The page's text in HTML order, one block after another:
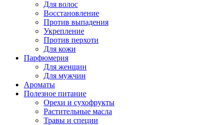
Для волос
Восстановление
Против выпадения
Укрепление
Против перхоти
Для кожи
Парфюмерия
Для женщин
Для мужчин
Ароматы
Полезное питание
Орехи и сухофрукты
Растительные масла
Травы и специи